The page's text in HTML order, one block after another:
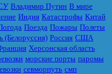
Владимир Путин В мире
Индия Катастрофы Китай
Поезда Пожары Полеты
(Белоруссия) Россия США
Херсонская область
морские порты паромы
севморпуть смп